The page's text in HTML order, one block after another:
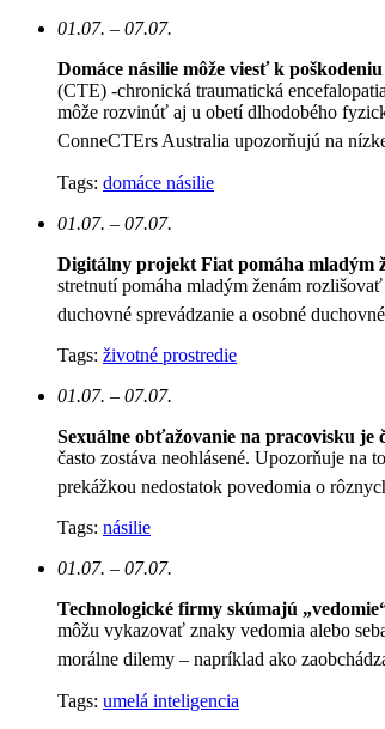
01.07. – 07.07.
Domáce násilie môže viesť k
(CTE) -chronická traumatická
môže rozvinúť aj u obetí dlhodobého
ConneCTErs Australia upozorňujú na
Tags: domáce násilie
01.07. – 07.07.
Digitálny projekt Fiat pomáha mladým
stretnutí pomáha mladým ženám
duchovné sprevádzanie a osobné
Tags: životné prostredie
01.07. – 07.07.
Sexuálne obťažovanie na pracovisku je
často zostáva neohlásené. Upozorňuje
prekážkou nedostatok povedomia o
Tags: násilie
01.07. – 07.07.
Technologické firmy skúmajú
môžu vykazovať znaky vedomia alebo
morálne dilemy – napríklad ako
Tags: umelá inteligencia